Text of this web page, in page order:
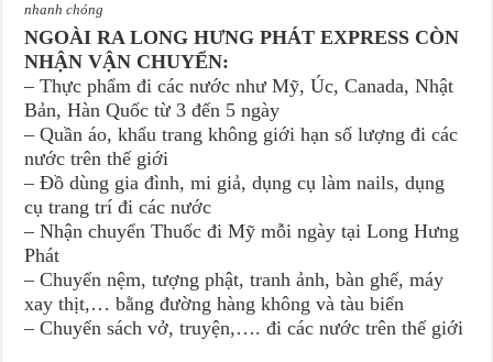
nhanh chóng
NGOÀI RA LONG HƯNG PHÁT EXPRESS CÒN
NHẬN VẬN CHUYỂN:
– Thực phẩm đi các nước như Mỹ, Úc, Canada, Nhật
Bản, Hàn Quốc từ 3 đến 5 ngày
– Quần áo, khẩu trang không giới hạn số lượng đi các
nước trên thế giới
– Đồ dùng gia đình, mi giả, dụng cụ làm nails, dụng
cụ trang trí đi các nước
– Nhận chuyển Thuốc đi Mỹ mỗi ngày tại Long Hưng
Phát
– Chuyển nệm, tượng phật, tranh ảnh, bàn ghế, máy
xay thịt,… bằng đường hàng không và tàu biển
– Chuyển sách vở, truyện,…. đi các nước trên thế giới